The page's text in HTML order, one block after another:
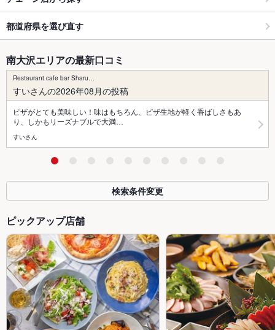
都道府県を選び直す
南大沢エリアの最新口コミ
Restaurant cafe bar Sharu…
すいさんの2026年08月の投稿
ピザがとても美味しい！味はもちろん、ピザ生地が軽く香ばしさもあ
り、しかもリーズナブルで大満…
すいさん
検索条件変更
ピックアップ店舗